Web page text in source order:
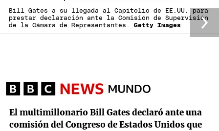
Bill Gates a su llegada al Capitolio de EE.UU. para
prestar declaración ante la Comisión de Supervisión
de la Cámara de Representantes. Getty Images
El multimillonario Bill Gates declaró ante una
comisión del Congreso de Estados Unidos que